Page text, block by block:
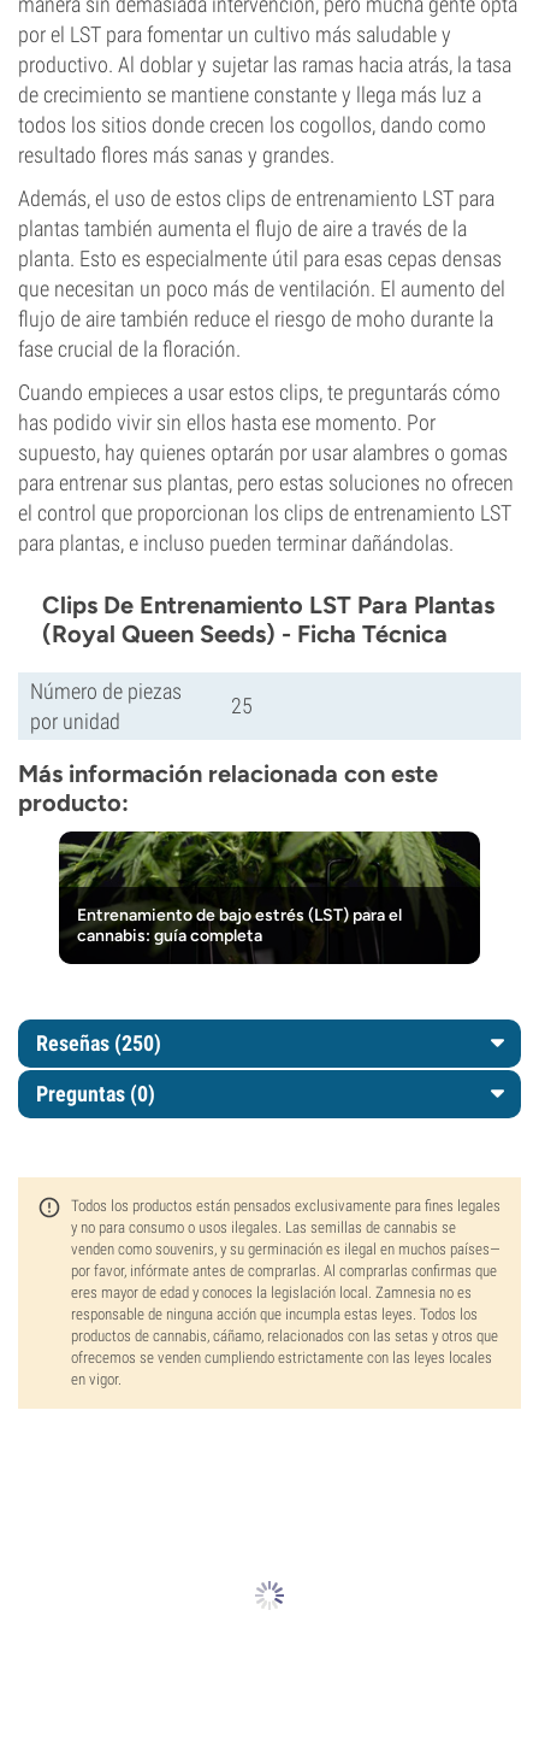
por el LST para fomentar un cultivo más saludable y
productivo. Al doblar y sujetar las ramas hacia atrás, la tasa
de crecimiento se mantiene constante y llega más luz a
todos los sitios donde crecen los cogollos, dando como
resultado flores más sanas y grandes.
Además, el uso de estos clips de entrenamiento LST para
plantas también aumenta el flujo de aire a través de la
planta. Esto es especialmente útil para esas cepas densas
que necesitan un poco más de ventilación. El aumento del
flujo de aire también reduce el riesgo de moho durante la
fase crucial de la floración.
Cuando empieces a usar estos clips, te preguntarás cómo
has podido vivir sin ellos hasta ese momento. Por
supuesto, hay quienes optarán por usar alambres o gomas
para entrenar sus plantas, pero estas soluciones no ofrecen
el control que proporcionan los clips de entrenamiento LST
para plantas, e incluso pueden terminar dañándolas.
Clips De Entrenamiento LST Para Plantas
(Royal Queen Seeds) - Ficha Técnica
Número de piezas
por unidad
25
Más información relacionada con este
producto:
Entrenamiento de bajo estrés (LST) para el
cannabis: guía completa
Reseñas (250)
Preguntas (0)
Todos los productos están pensados exclusivamente para fines legales
y no para consumo o usos ilegales. Las semillas de cannabis se
venden como souvenirs, y su germinación es ilegal en muchos países—
por favor, infórmate antes de comprarlas. Al comprarlas confirmas que
eres mayor de edad y conoces la legislación local. Zamnesia no es
responsable de ninguna acción que incumpla estas leyes. Todos los
productos de cannabis, cáñamo, relacionados con las setas y otros que
ofrecemos se venden cumpliendo estrictamente con las leyes locales
en vigor.